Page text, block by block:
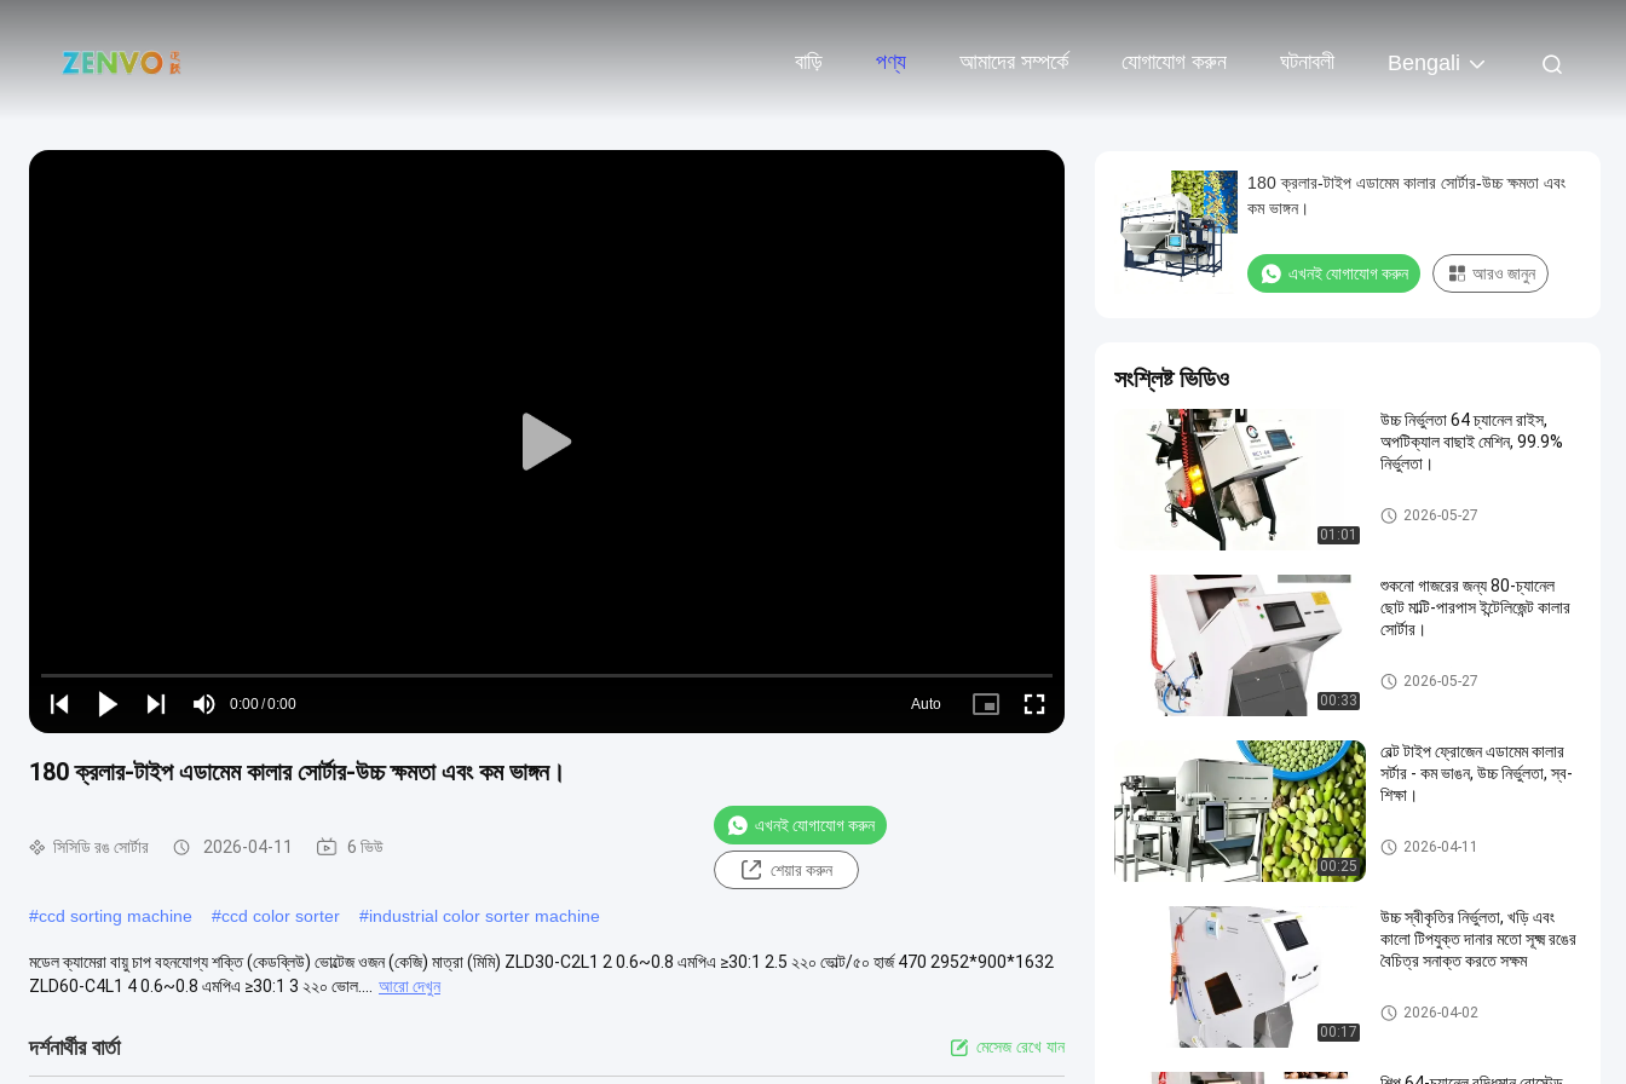
বাড়ি পণ্য আমাদের সম্পর্কে যোগাযোগ করুন ঘটনাবলী Bengali
Play
Play
Play
Play
Mute
Time
0:00/0:00
Loaded:
0%
Auto
Picture- Fullscreen
180 ক্রলার-টাইপ এডামেম কালার সোর্টার-উচ্চ ক্ষমতা এবং কম ভাঙ্গন।
সিসিডি রঙ সোর্টার 2026-04-11 6 ভিউ
এখনই যোগাযোগ করুন
শেয়ার করুন
#ccd sorting machine #ccd color sorter #industrial color sorter machine
মডেল ক্যামেরা বায়ু চাপ বহনযোগ্য শক্তি (কেডব্লিউ) ভোল্টেজ ওজন (কেজি) মাত্রা (মিমি) ZLD30-C2L1 2 0.6~0.8 এমপিএ ≥30:1 2.5 ২২০ ভোল্ট/৫০ হার্জ 470 2952*900*1632
ZLD60-C4L1 4 0.6~0.8 এমপিএ ≥30:1 3 ২২০ ভোল....
আরো দেখুন
দর্শনার্থীর বার্তা মেসেজ রেখে যান
180 ক্রলার-টাইপ এডামেম কালার সোর্টার-উচ্চ ক্ষমতা এবং
কম ভাঙ্গন।
এখনই যোগাযোগ করুন আরও জানুন
সংশ্লিষ্ট ভিডিও
01:01
উচ্চ নির্ভুলতা 64 চ্যানেল রাইস,
অপটিক্যাল বাছাই মেশিন, 99.9%
নির্ভুলতা।
সিসিডি রঙ সোর্টার
2026-05-27
00:33
শুকনো গাজরের জন্য 80-চ্যানেল
ছোট মাল্টি-পারপাস ইন্টেলিজেন্ট কালার
সোর্টার।
সিসিডি রঙ সোর্টার
2026-05-27
00:25
বেল্ট টাইপ ফ্রোজেন এডামেম কালার
সর্টার - কম ভাঙন, উচ্চ নির্ভুলতা, স্ব-
শিক্ষা।
সিসিডি রঙ সোর্টার
2026-04-11
00:17
উচ্চ স্বীকৃতির নির্ভুলতা, খড়ি এবং
কালো টিপযুক্ত দানার মতো সূক্ষ্ম রঙের
বৈচিত্র সনাক্ত করতে সক্ষম
সিসিডি রঙ সোর্টার
2026-04-02